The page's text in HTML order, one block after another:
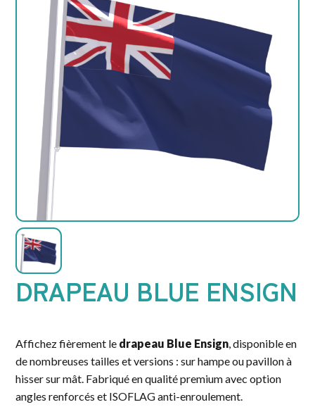
DRAPEAU BLUE ENSIGN
Affichez fièrement le drapeau Blue Ensign, disponible en
de nombreuses tailles et versions : sur hampe ou pavillon à
hisser sur mât. Fabriqué en qualité premium avec option
angles renforcés et ISOFLAG anti-enroulement.